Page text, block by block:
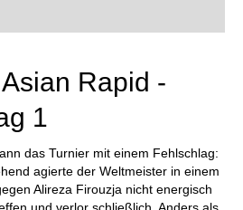
spielen: Mit
intelligenter und
Rapid -
1
das Turnier mit einem Fehlschlag:
agierte der Weltmeister in einem
Alireza Firouzja nicht energisch